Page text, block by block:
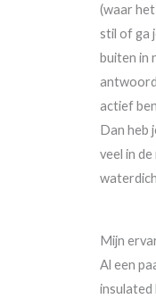
(waar het
stil of ga
buiten in
actief
Dan heb
veel in
Mijn
Al een
insulated